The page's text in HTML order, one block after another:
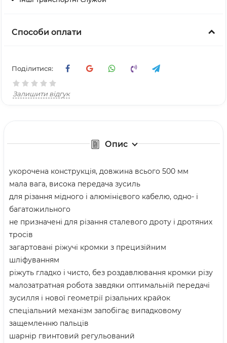
Способи оплати
Поділитися:
Залишити відгук
Опис
укорочена конструкція, довжина всього 500 мм
мала вага, висока передача зусиль
для різання мідного і алюмінієвого кабелю, одно- і
багатожильного
не призначені для різання сталевого дроту і дротяних
тросів
загартовані ріжучі кромки з прецизійним
шліфуванням
ріжуть гладко і чисто, без роздавлювання кромки різу
малозатратная робота завдяки оптимальній передачі
зусилля і нової геометрії різальних крайок
спеціальний механізм запобігає випадковому
защемленню пальців
шарнір гвинтовий регульований